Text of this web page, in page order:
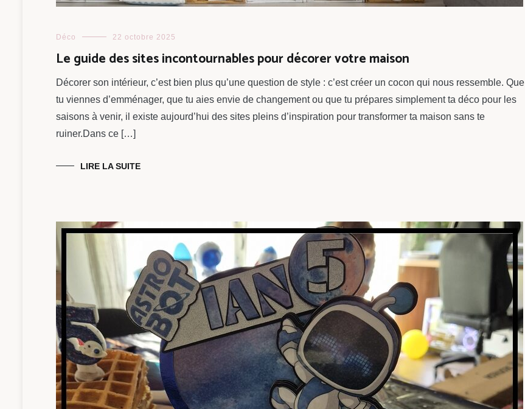
Déco 22 octobre 2025
Le guide des sites incontournables pour décorer votre maison
Décorer son intérieur, c’est bien plus qu’une question de style : c’est créer un cocon qui nous ressemble. Que
tu viennes d’emménager, que tu aies envie de changement ou que tu prépares simplement ta déco pour les
saisons à venir, il existe aujourd’hui des sites pleins d’inspiration pour transformer ta maison sans te
ruiner.Dans ce […]
LIRE LA SUITE